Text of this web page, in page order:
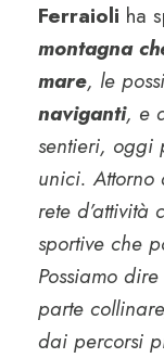
Ferraioli ha
montagna
mare, le
naviganti, e
sentieri, oggi
unici. Attorno
rete d’attività
sportive che
Possiamo
parte
dai percorsi